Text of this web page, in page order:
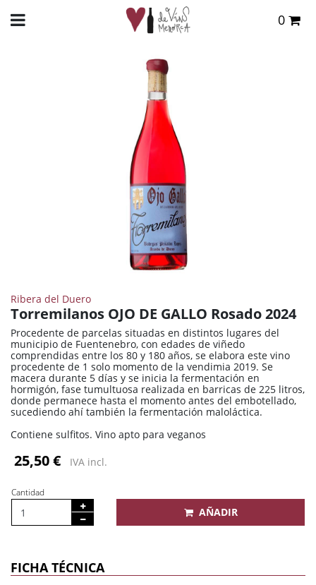
0
VER CESTA
Ribera del Duero
Torremilanos OJO DE GALLO Rosado 2024
Procedente de parcelas situadas en distintos lugares del
municipio de Fuentenebro, con edades de viñedo
comprendidas entre los 80 y 180 años, se elabora este vino
procedente de 1 solo momento de la vendimia 2019. Se
macera durante 5 días y se inicia la fermentación en
hormigón, fase tumultuosa realizada en barricas de 225 litros,
donde permanece hasta el momento antes del embotellado,
sucediendo ahí también la fermentación maloláctica.
Contiene sulfitos. Vino apto para veganos
25,50 € IVA incl.
Cantidad
AÑADIR
FICHA TÉCNICA